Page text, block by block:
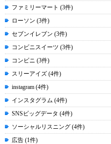
ファミリーマート (3件)
ローソン (3件)
セブンイレブン (3件)
コンビニスイーツ (3件)
コンビニ (3件)
スリーアイズ (4件)
instagram (4件)
インスタグラム (4件)
SNSビッグデータ (4件)
ソーシャルリスニング (4件)
広告 (1件)